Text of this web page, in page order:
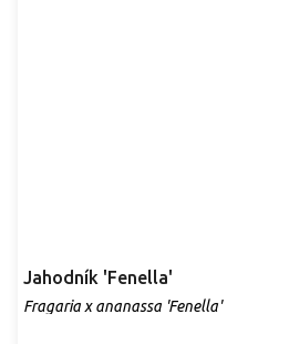
Jahodník 'Fenella'
Fragaria x ananassa 'Fenella'